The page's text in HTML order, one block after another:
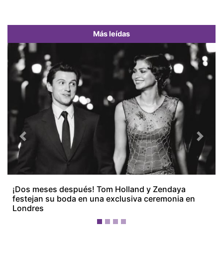
Más leídas
¡Dos meses después! Tom Holland y Zendaya
festejan su boda en una exclusiva ceremonia en
Londres
Previous Next